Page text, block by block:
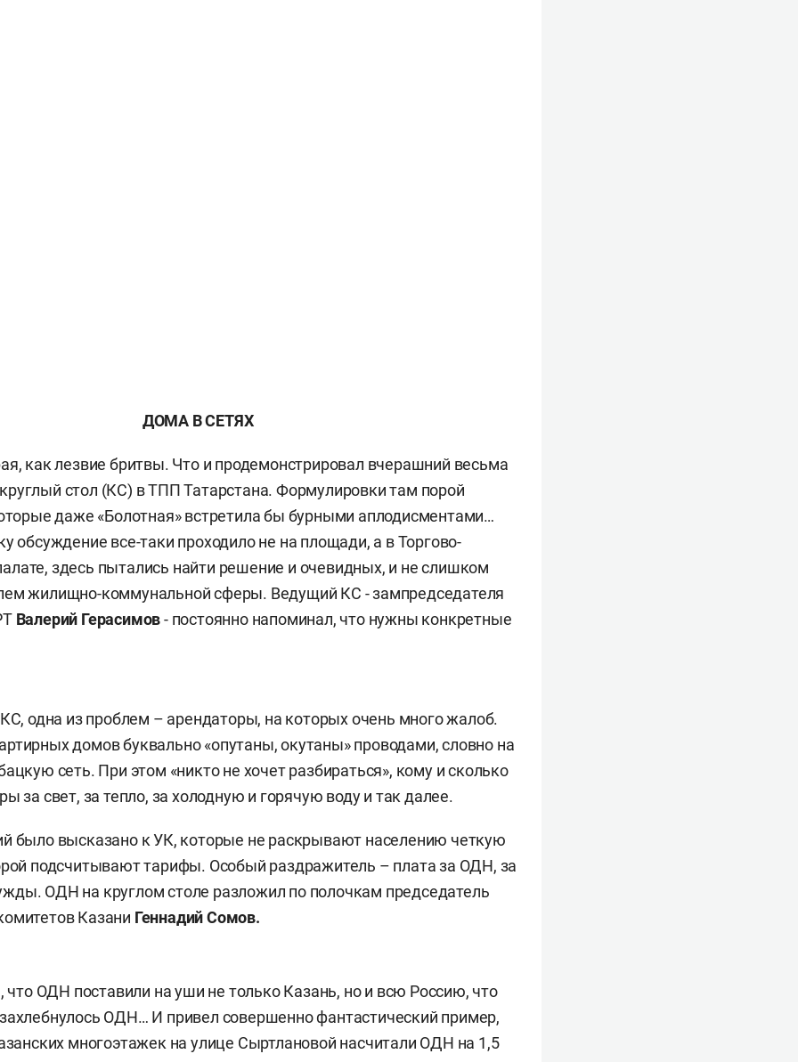
ДОМА В СЕТЯХ
как лезвие бритвы. Что и продемонстрировал вчерашний весьма
стол (КС) в ТПП Татарстана. Формулировки там порой
даже «Болотная» встретила бы бурными аплодисментами…
обсуждение все-таки проходило не на площади, а в Торгово-
здесь пытались найти решение и очевидных, и не слишком
жилищно-коммунальной сферы. Ведущий КС - зампредседателя
Валерий Герасимов- постоянно напоминал, что нужны конкретные
одна из проблем – арендаторы, на которых очень много жалоб.
домов буквально «опутаны, окутаны» проводами, словно на
сеть. При этом «никто не хочет разбираться», кому и сколько
за свет, за тепло, за холодную и горячую воду и так далее.
было высказано к УК, которые не раскрывают населению четкую
подсчитывают тарифы. Особый раздражитель – плата за ОДН, за
ОДН на круглом столе разложил по полочкам председатель
Казани Геннадий Сомов.
что ОДН поставили на уши не только Казань, но и всю Россию, что
ОДН… И привел совершенно фантастический пример,
многоэтажек на улице Сыртлановой насчитали ОДН на 1,5